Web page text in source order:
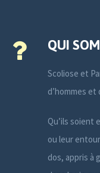
QUI
Scoliose et
d’hommes
Qu’ils soient
ou leur
dos, appris à